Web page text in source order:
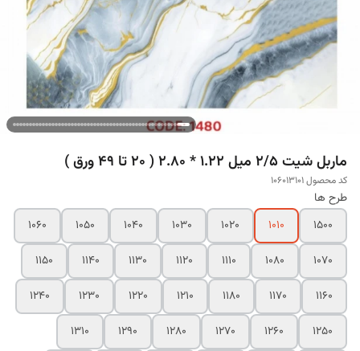
ماربل شیت 2/5 میل 1.22 * 2.80 ( 20 تا 49 ورق )
کد محصول 106013101
طرح ها
1500
1010
1020
1030
1040
1050
1060
1070
1080
1110
1120
1130
1140
1150
1160
1170
1180
1210
1220
1230
1240
1250
1260
1270
1280
1290
1310